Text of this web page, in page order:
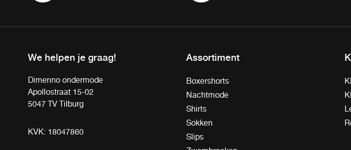
We helpen je graag!
Dimenno ondermode
Apollostraat 15-02
5047 TV Tilburg
KVK: 18047860
Assortiment
Boxershorts
Nachtmode
Shirts
Sokken
Slips